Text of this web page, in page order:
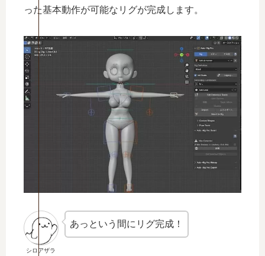
った基本動作が可能なリグが完成します。
シロアザラ
あっという間にリグ完成！